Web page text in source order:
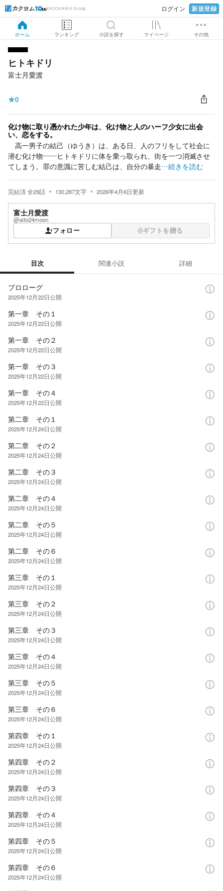
KADOKAWA Group ログイン 新規登録
ホーム ランキング 小説を探す マイページ その他
ヒトキドリ
富士月愛渡
★0
化け物に取り憑かれた少年は、化け物と人のハーフ少女に出会
い、恋をする。
高一男子の結己（ゆうき）は、ある日、人のフリをして社会に
潜む化け物——ヒトキドリに体を乗っ取られ、街を一つ消滅させ
てしまう。罪の意識に苦しむ結己は、自分の暴走…続きを読む
完結済全29話 130,287文字 2026年4月6日更新
富士月愛渡
@aito24moon
フォロー ギフトを贈る
目次 関連小説 詳細
プロローグ
2025年12月22日公開
第一章 その１
2025年12月22日公開
第一章 その２
2025年12月22日公開
第一章 その３
2025年12月22日公開
第一章 その４
2025年12月22日公開
第二章 その１
2025年12月24日公開
第二章 その２
2025年12月24日公開
第二章 その３
2025年12月24日公開
第二章 その４
2025年12月24日公開
第二章 その５
2025年12月24日公開
第二章 その６
2025年12月24日公開
第三章 その１
2025年12月24日公開
第三章 その２
2025年12月24日公開
第三章 その３
2025年12月24日公開
第三章 その４
2025年12月24日公開
第三章 その５
2025年12月24日公開
第三章 その６
2025年12月24日公開
第四章 その１
2025年12月24日公開
第四章 その２
2025年12月24日公開
第四章 その３
2025年12月24日公開
第四章 その４
2025年12月24日公開
第四章 その５
2025年12月24日公開
第四章 その６
2025年12月24日公開